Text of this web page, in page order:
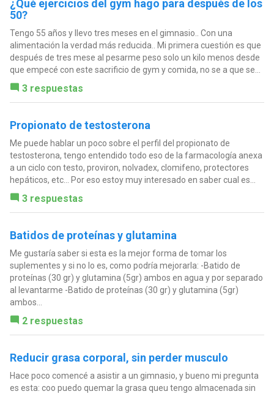
¿Qué ejercicios del gym hago para después de los
50?
Tengo 55 años y llevo tres meses en el gimnasio.. Con una
alimentación la verdad más reducida.. Mi primera cuestión es que
después de tres mese al pesarme peso solo un kilo menos desde
que empecé con este sacrificio de gym y comida, no se a que se...
3 respuestas
Propionato de testosterona
Me puede hablar un poco sobre el perfil del propionato de
testosterona, tengo entendido todo eso de la farmacología anexa
a un ciclo con testo, proviron, nolvadex, clomifeno, protectores
hepáticos, etc... Por eso estoy muy interesado en saber cual es...
3 respuestas
Batidos de proteínas y glutamina
Me gustaría saber si esta es la mejor forma de tomar los
suplementes y si no lo es, como podría mejorarla: -Batido de
proteínas (30 gr) y glutamina (5gr) ambos en agua y por separado
al levantarme -Batido de proteínas (30 gr) y glutamina (5gr)
ambos...
2 respuestas
Reducir grasa corporal, sin perder musculo
Hace poco comencé a asistir a un gimnasio, y bueno mi pregunta
es esta: coo puedo quemar la grasa queu tengo almacenada sin